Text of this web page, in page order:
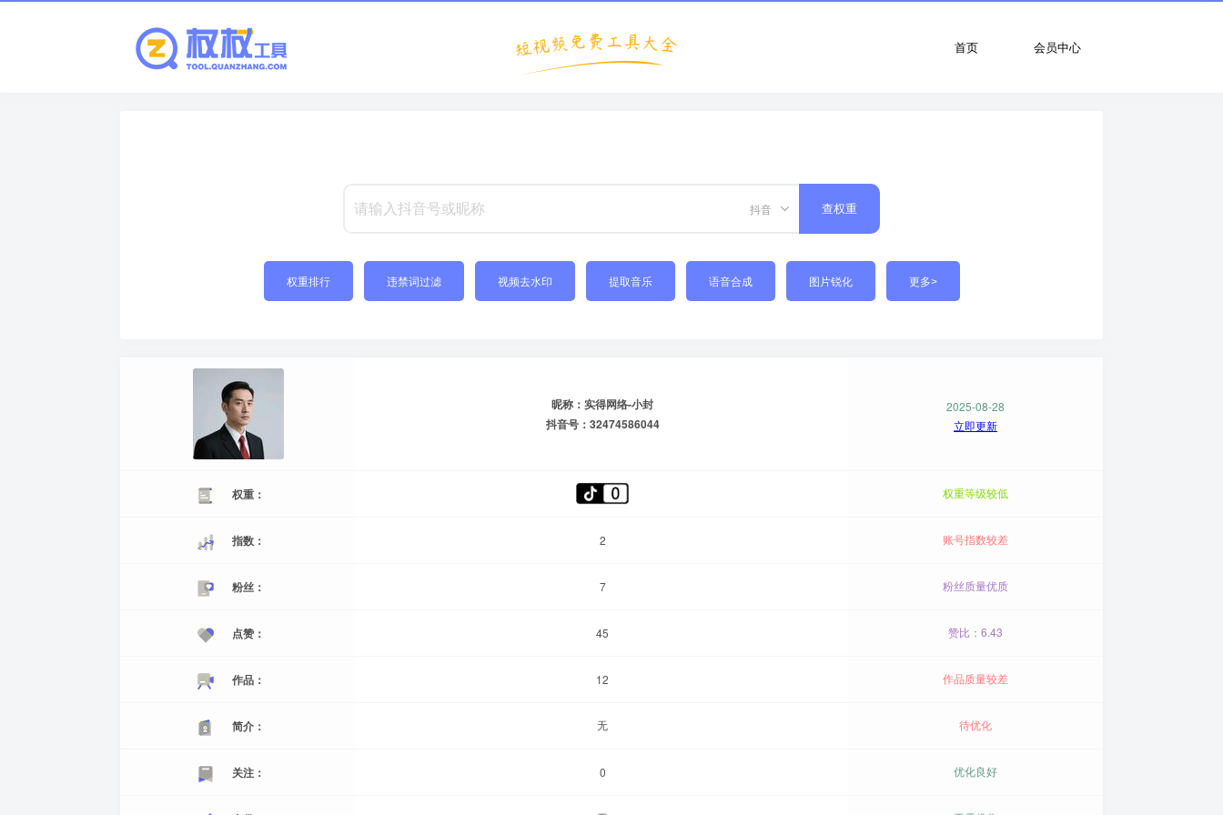
会员中心
首页
抖音 查权重
权重排行 违禁词过滤 视频去水印 提取音乐 语音合成 图片锐化 更多>
昵称：实得网络-小封
抖音号：32474586044
2025-08-28
立即更新
权重： 权重等级较低
指数： 2 账号指数较差
粉丝： 7 粉丝质量优质
点赞： 45 赞比：6.43
作品： 12 作品质量较差
简介： 无 待优化
关注： 0 优化良好